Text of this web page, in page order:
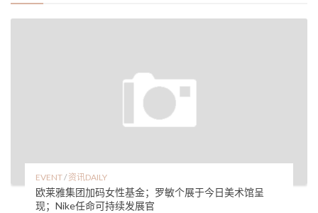
EVENT/资讯DAILY
欧莱雅集团加码女性基金；罗敏个展于今日美术馆呈
现；Nike任命可持续发展官